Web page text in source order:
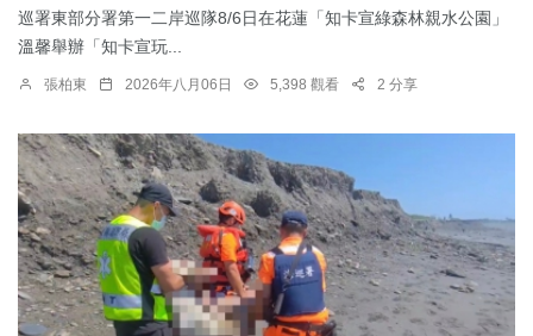
巡署東部分署第一二岸巡隊8/6日在花蓮「知卡宣綠森林親水公園」
溫馨舉辦「知卡宣玩...
張柏東 2026年八月06日 5,398 觀看 2 分享